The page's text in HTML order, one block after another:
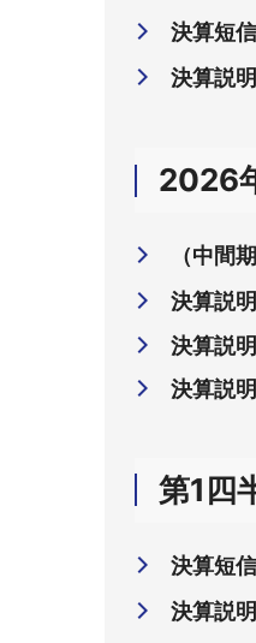
決算短
決算説
2026
（中間
決算説
決算説
決算説
第1四
決算短
決算説